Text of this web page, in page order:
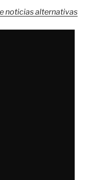
noticias alternativas